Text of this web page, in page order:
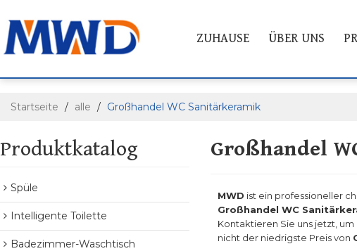
ZUHAUSE ÜBER UNS
Startseite / alle / Großhandel WC Sanitärkeramik
Produktkatalog
Spüle
Intelligente Toilette
Badezimmer-Waschtisch
Großhandel
MWD ist ein professioneller
Großhandel WC
Kontaktieren Sie uns jetzt,
nicht der niedrigste Preis von